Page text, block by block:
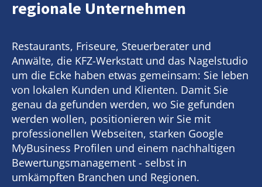
regionale Unternehmen
Restaurants, Friseure, Steuerberater und
Anwälte, die KFZ-Werkstatt und das Nagelstudio
um die Ecke haben etwas gemeinsam: Sie leben
von lokalen Kunden und Klienten. Damit Sie
genau da gefunden werden, wo Sie gefunden
werden wollen, positionieren wir Sie mit
professionellen Webseiten, starken Google
MyBusiness Profilen und einem nachhaltigen
Bewertungsmanagement - selbst in
umkämpften Branchen und Regionen.